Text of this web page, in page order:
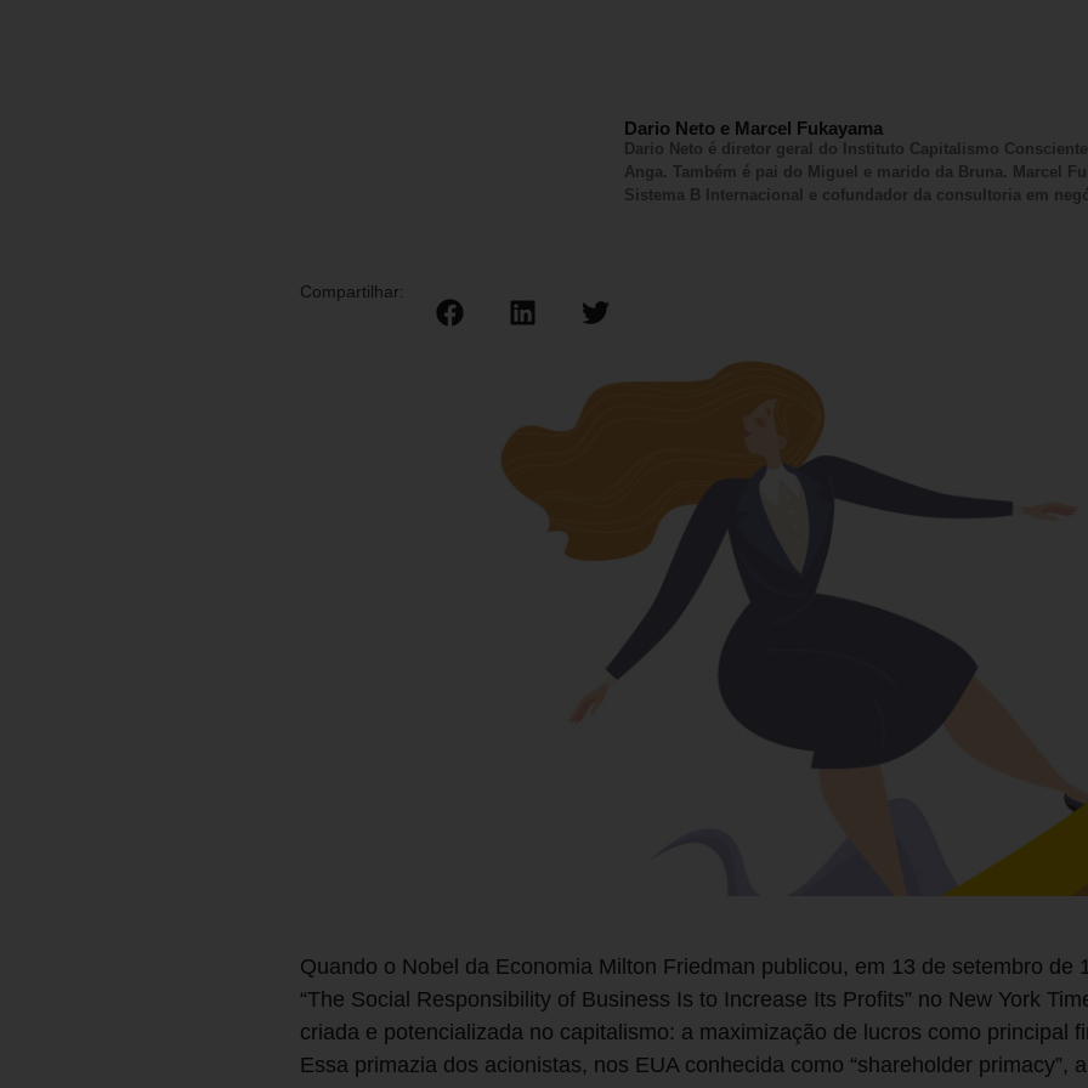
Dario Neto e Marcel Fukayama
Dario Neto é diretor geral do Instituto Capitalismo
Anga. Também é pai do Miguel e marido da Bruna. Marcel
Sistema B Internacional e cofundador da consultoria em
Compartilhar:
Quando o Nobel da Economia Milton Friedman publicou, em 13 de setembro de
“The Social Responsibility of Business Is to Increase Its Profits” no New York
criada e potencializada no capitalismo: a maximização de lucros como principal
Essa primazia dos acionistas, nos EUA conhecida como “shareholder primacy”,